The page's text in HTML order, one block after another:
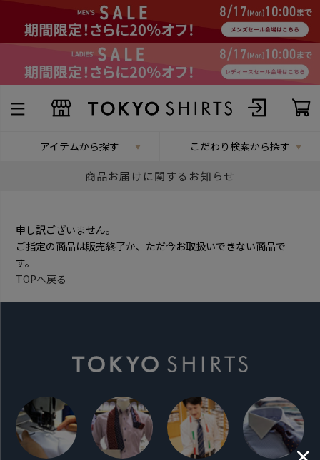
アイテムから探す こだわり検索から探す
商品お届けに関するお知らせ
申し訳ございません。
ご指定の商品は販売終了か、ただ今お取扱いできない商品で
す。
TOPへ戻る